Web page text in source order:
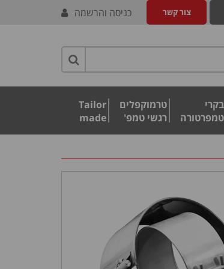
צור קשר כניסה והרשמה
בקרי
טמפרטורה
טרמוקפלים
רגשי טמפ'
Tailor
made